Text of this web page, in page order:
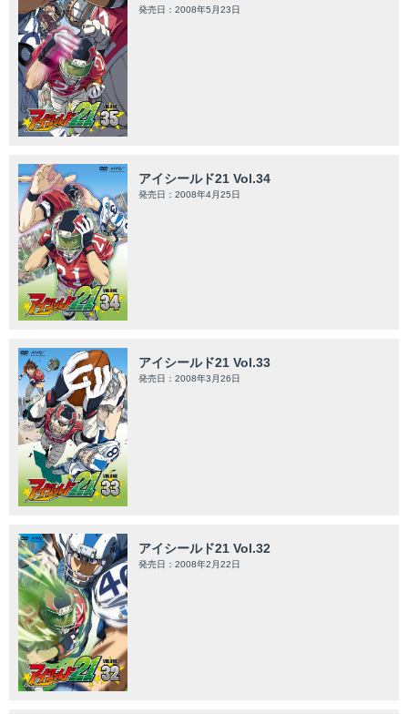
発売日：2008年5月23日
アイシールド21 Vol.34
発売日：2008年4月25日
アイシールド21 Vol.33
発売日：2008年3月26日
アイシールド21 Vol.32
発売日：2008年2月22日